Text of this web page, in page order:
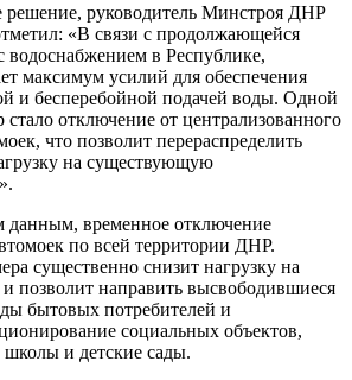
решение, руководитель Минстроя ДНР
«В связи с продолжающейся
водоснабжением в Республике,
максимум усилий для обеспечения
и бесперебойной подачей воды. Одной
отключение от централизованного
что позволит перераспределить
на существующую
данным, временное отключение
по всей территории ДНР.
существенно снизит нагрузку на
позволит направить высвободившиеся
бытовых потребителей и
социальных объектов,
и детские сады.